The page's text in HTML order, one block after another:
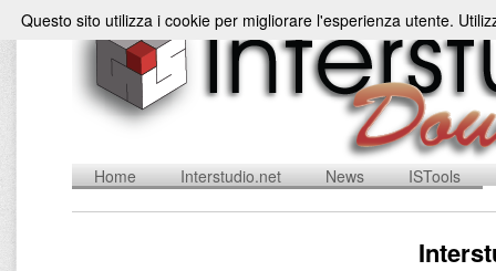
Home Interstudio.net News ISTools
Questo sito utilizza i cookie per migliorare l'esperienza utente.